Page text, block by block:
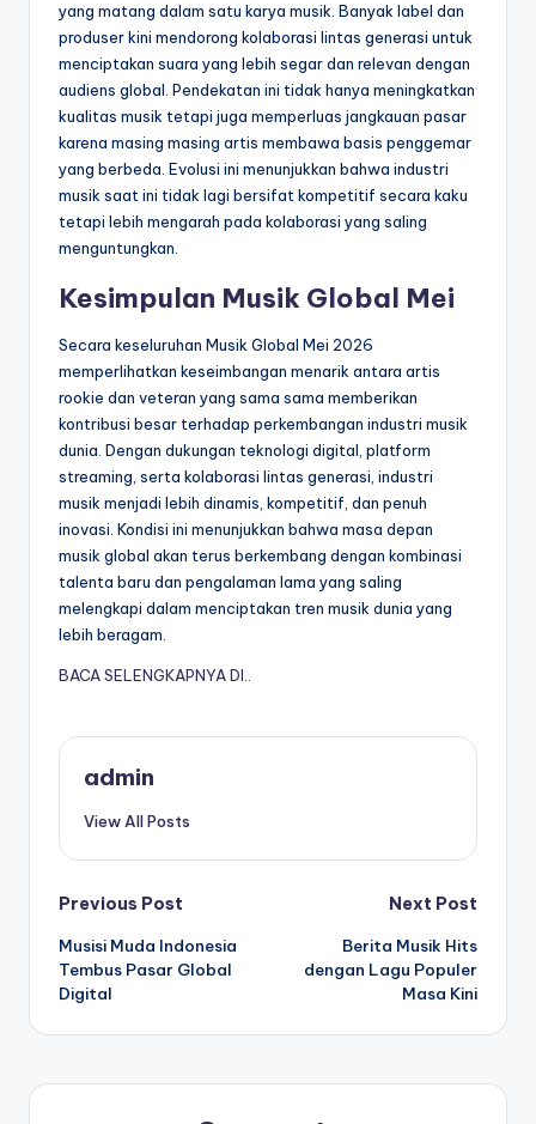
yang matang dalam satu karya musik. Banyak label dan
produser kini mendorong kolaborasi lintas generasi untuk
menciptakan suara yang lebih segar dan relevan dengan
audiens global. Pendekatan ini tidak hanya meningkatkan
kualitas musik tetapi juga memperluas jangkauan pasar
karena masing masing artis membawa basis penggemar
yang berbeda. Evolusi ini menunjukkan bahwa industri
musik saat ini tidak lagi bersifat kompetitif secara kaku
tetapi lebih mengarah pada kolaborasi yang saling
menguntungkan.
Kesimpulan Musik Global Mei
Secara keseluruhan Musik Global Mei 2026
memperlihatkan keseimbangan menarik antara artis
rookie dan veteran yang sama sama memberikan
kontribusi besar terhadap perkembangan industri musik
dunia. Dengan dukungan teknologi digital, platform
streaming, serta kolaborasi lintas generasi, industri
musik menjadi lebih dinamis, kompetitif, dan penuh
inovasi. Kondisi ini menunjukkan bahwa masa depan
musik global akan terus berkembang dengan kombinasi
talenta baru dan pengalaman lama yang saling
melengkapi dalam menciptakan tren musik dunia yang
lebih beragam.
BACA SELENGKAPNYA DI..
admin
View All Posts
Post
navigation
Previous Post
Musisi Muda Indonesia
Tembus Pasar Global
Digital
Next Post
Berita Musik Hits
dengan Lagu Populer
Masa Kini